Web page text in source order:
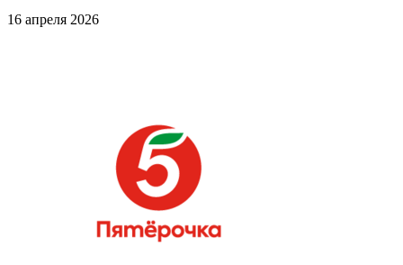
16 апреля 2026